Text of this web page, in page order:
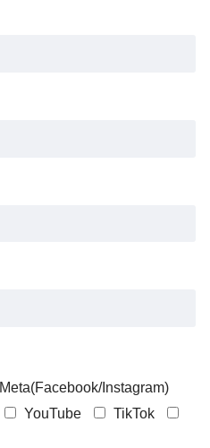
Meta(Facebook/Instagram)
YouTube
TikTok